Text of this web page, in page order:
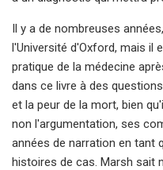
Il y a de nombreuses
l'Université d'Oxford, mais il
pratique de la médecine
dans ce livre à des
et la peur de la mort, bien
non l'argumentation, ses
années de narration en tant
histoires de cas. Marsh sait